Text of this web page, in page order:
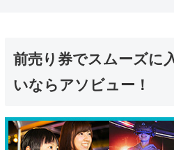
前売り券でスムーズに
いならアソビュー！